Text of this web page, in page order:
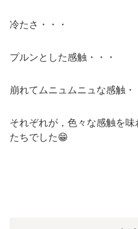
冷たさ・・・
プルンとした感触・・・
崩れてムニュムニュな感触・
それぞれが，色々な感触を
たちでした😁